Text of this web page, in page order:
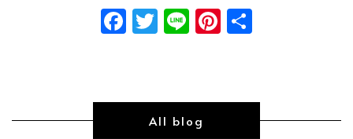
Facebook
Twitter
LinePinterest
All blog